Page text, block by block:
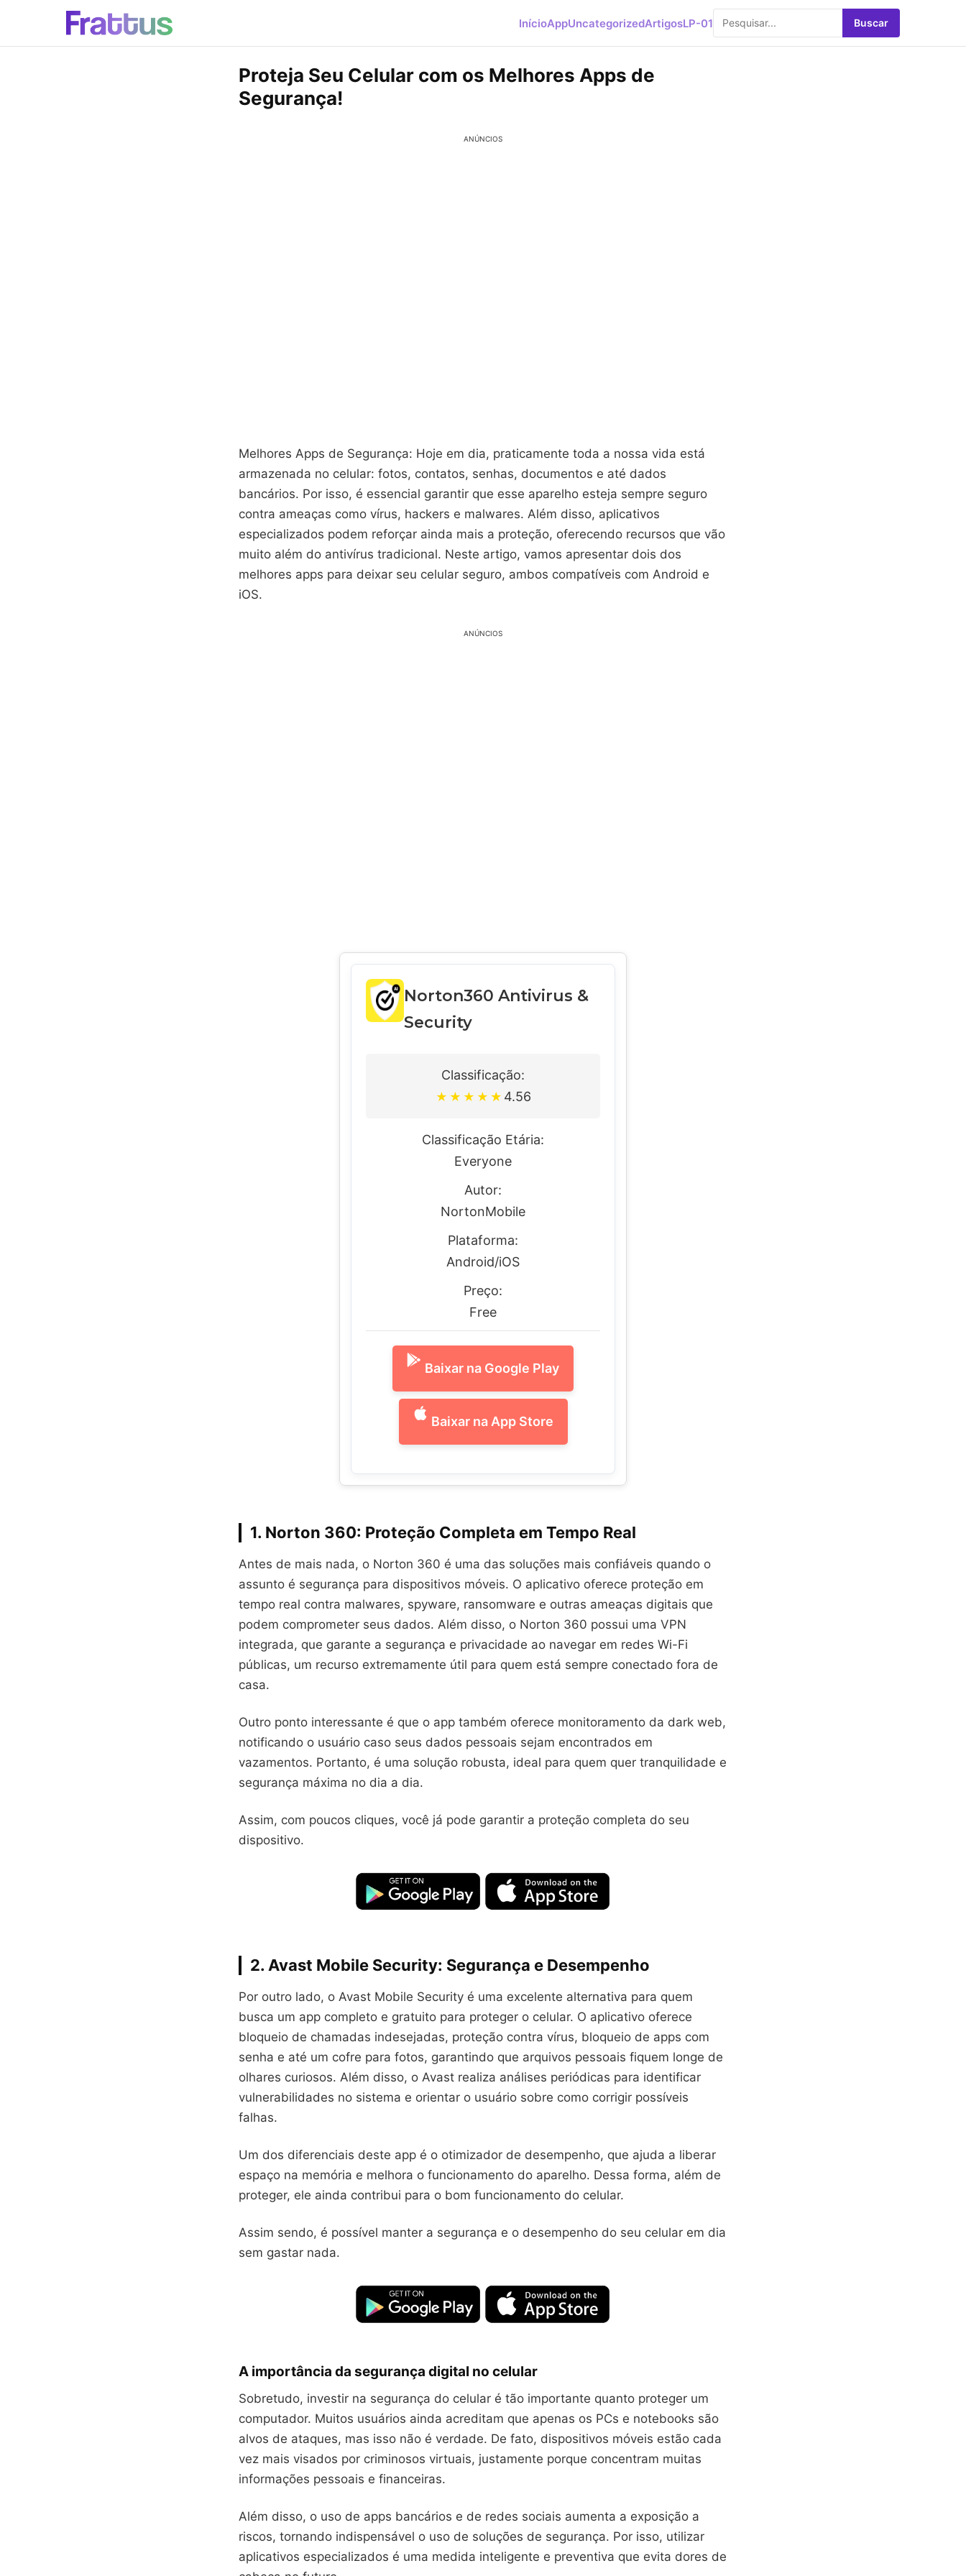
InícioAppUncategorizedArtigosLP-01 Buscar
Proteja Seu Celular com os Melhores Apps de
Segurança!
ANÚNCIOS
Melhores Apps de Segurança: Hoje em dia, praticamente toda a nossa vida está
armazenada no celular: fotos, contatos, senhas, documentos e até dados
bancários. Por isso, é essencial garantir que esse aparelho esteja sempre seguro
contra ameaças como vírus, hackers e malwares. Além disso, aplicativos
especializados podem reforçar ainda mais a proteção, oferecendo recursos que vão
muito além do antivírus tradicional. Neste artigo, vamos apresentar dois dos
melhores apps para deixar seu celular seguro, ambos compatíveis com Android e
iOS.
ANÚNCIOS
Norton360 Antivirus &
Security
Classificação:
★ ★ ★ ★ ★ 4.56
Classificação Etária:
Everyone
Autor:
NortonMobile
Plataforma:
Android/iOS
Preço:
Free
Baixar na Google Play
Baixar na App Store
1. Norton 360: Proteção Completa em Tempo Real
Antes de mais nada, o Norton 360 é uma das soluções mais confiáveis quando o
assunto é segurança para dispositivos móveis. O aplicativo oferece proteção em
tempo real contra malwares, spyware, ransomware e outras ameaças digitais que
podem comprometer seus dados. Além disso, o Norton 360 possui uma VPN
integrada, que garante a segurança e privacidade ao navegar em redes Wi-Fi
públicas, um recurso extremamente útil para quem está sempre conectado fora de
casa.
Outro ponto interessante é que o app também oferece monitoramento da dark web,
notificando o usuário caso seus dados pessoais sejam encontrados em
vazamentos. Portanto, é uma solução robusta, ideal para quem quer tranquilidade e
segurança máxima no dia a dia.
Assim, com poucos cliques, você já pode garantir a proteção completa do seu
dispositivo.
2. Avast Mobile Security: Segurança e Desempenho
Por outro lado, o Avast Mobile Security é uma excelente alternativa para quem
busca um app completo e gratuito para proteger o celular. O aplicativo oferece
bloqueio de chamadas indesejadas, proteção contra vírus, bloqueio de apps com
senha e até um cofre para fotos, garantindo que arquivos pessoais fiquem longe de
olhares curiosos. Além disso, o Avast realiza análises periódicas para identificar
vulnerabilidades no sistema e orientar o usuário sobre como corrigir possíveis
falhas.
Um dos diferenciais deste app é o otimizador de desempenho, que ajuda a liberar
espaço na memória e melhora o funcionamento do aparelho. Dessa forma, além de
proteger, ele ainda contribui para o bom funcionamento do celular.
Assim sendo, é possível manter a segurança e o desempenho do seu celular em dia
sem gastar nada.
A importância da segurança digital no celular
Sobretudo, investir na segurança do celular é tão importante quanto proteger um
computador. Muitos usuários ainda acreditam que apenas os PCs e notebooks são
alvos de ataques, mas isso não é verdade. De fato, dispositivos móveis estão cada
vez mais visados por criminosos virtuais, justamente porque concentram muitas
informações pessoais e financeiras.
Além disso, o uso de apps bancários e de redes sociais aumenta a exposição a
riscos, tornando indispensável o uso de soluções de segurança. Por isso, utilizar
aplicativos especializados é uma medida inteligente e preventiva que evita dores de